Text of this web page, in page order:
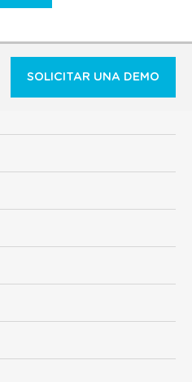
SOLICITAR UNA DEMO